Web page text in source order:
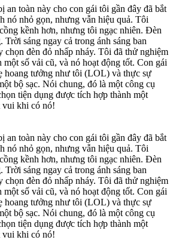
an toàn này cho con gái tôi gần đây đã bắt
nó nhỏ gọn, nhưng vẫn hiệu quả. Tôi
kềnh hơn, nhưng tôi ngạc nhiên. Đèn
Trời sáng ngay cả trong ánh sáng ban
đèn đỏ nhấp nháy. Tôi đã thử nghiệm
một số vải cũ, và nó hoạt động tốt. Con gái
hoang tưởng như tôi (LOL) và thực sự
bộ sạc. Nói chung, đó là một công cụ
tiện dụng được tích hợp thành một
vui khi có nó!
an toàn này cho con gái tôi gần đây đã bắt
nó nhỏ gọn, nhưng vẫn hiệu quả. Tôi
kềnh hơn, nhưng tôi ngạc nhiên. Đèn
Trời sáng ngay cả trong ánh sáng ban
đèn đỏ nhấp nháy. Tôi đã thử nghiệm
một số vải cũ, và nó hoạt động tốt. Con gái
hoang tưởng như tôi (LOL) và thực sự
bộ sạc. Nói chung, đó là một công cụ
tiện dụng được tích hợp thành một
vui khi có nó!